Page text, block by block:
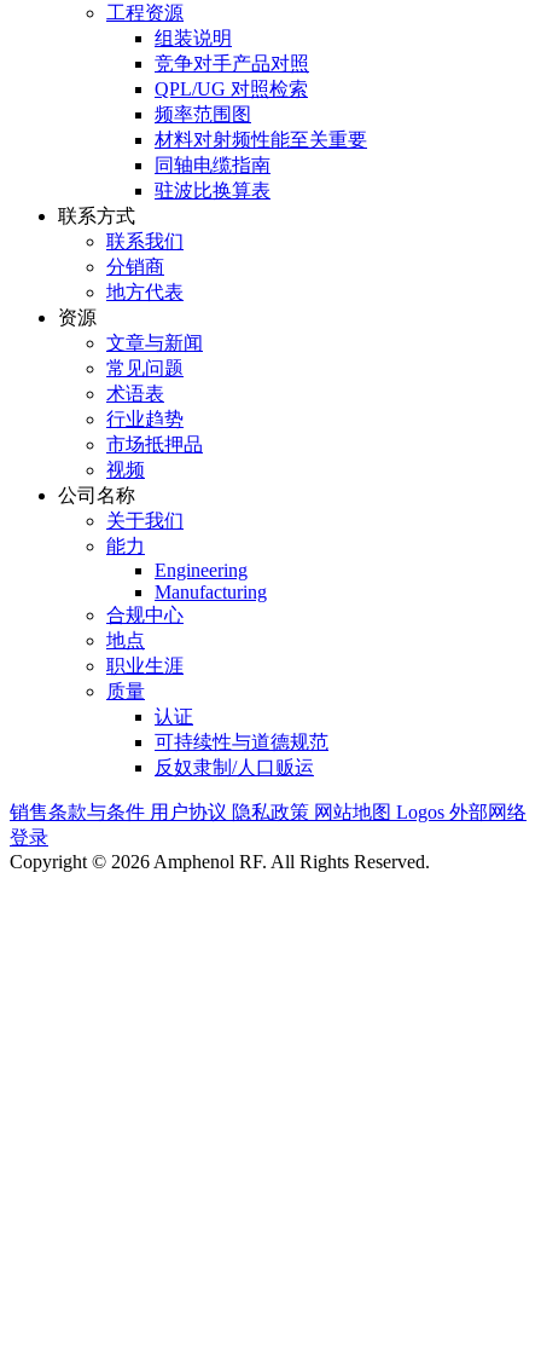
工程资源
组装说明
竞争对手产品对照
QPL/UG 对照检索
频率范围图
材料对射频性能至关重要
同轴电缆指南
驻波比换算表
联系方式
联系我们
分销商
地方代表
资源
文章与新闻
常见问题
术语表
行业趋势
市场抵押品
视频
公司名称
关于我们
能力
Engineering
Manufacturing
合规中心
地点
职业生涯
质量
认证
可持续性与道德规范
反奴隶制/人口贩运
销售条款与条件 用户协议 隐私政策 网站地图 Logos 外部网络
登录
Copyright © 2026 Amphenol RF. All Rights Reserved.